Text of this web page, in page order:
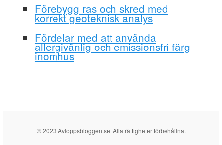
Förebygg ras och skred med
korrekt geoteknisk analys
Fördelar med att använda
allergivänlig och emissionsfri färg
inomhus
© 2023 Avloppsbloggen.se. Alla rättigheter förbehållna.